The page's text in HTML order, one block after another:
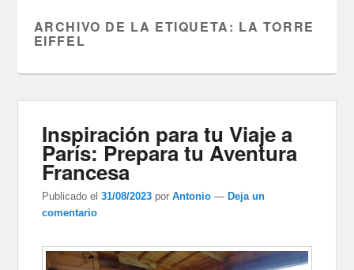
ARCHIVO DE LA ETIQUETA: LA TORRE
EIFFEL
Inspiración para tu Viaje a
París: Prepara tu Aventura
Francesa
Publicado el 31/08/2023 porAntonio — Deja un
comentario